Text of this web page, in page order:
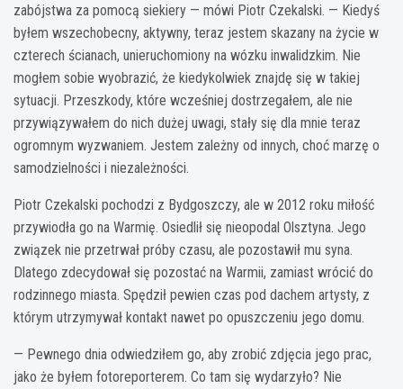
zabójstwa za pomocą siekiery — mówi Piotr Czekalski. — Kiedyś
byłem wszechobecny, aktywny, teraz jestem skazany na życie w
czterech ścianach, unieruchomiony na wózku inwalidzkim. Nie
mogłem sobie wyobrazić, że kiedykolwiek znajdę się w takiej
sytuacji. Przeszkody, które wcześniej dostrzegałem, ale nie
przywiązywałem do nich dużej uwagi, stały się dla mnie teraz
ogromnym wyzwaniem. Jestem zależny od innych, choć marzę o
samodzielności i niezależności.
Piotr Czekalski pochodzi z Bydgoszczy, ale w 2012 roku miłość
przywiodła go na Warmię. Osiedlił się nieopodal Olsztyna. Jego
związek nie przetrwał próby czasu, ale pozostawił mu syna.
Dlatego zdecydował się pozostać na Warmii, zamiast wrócić do
rodzinnego miasta. Spędził pewien czas pod dachem artysty, z
którym utrzymywał kontakt nawet po opuszczeniu jego domu.
— Pewnego dnia odwiedziłem go, aby zrobić zdjęcia jego prac,
jako że byłem fotoreporterem. Co tam się wydarzyło? Nie